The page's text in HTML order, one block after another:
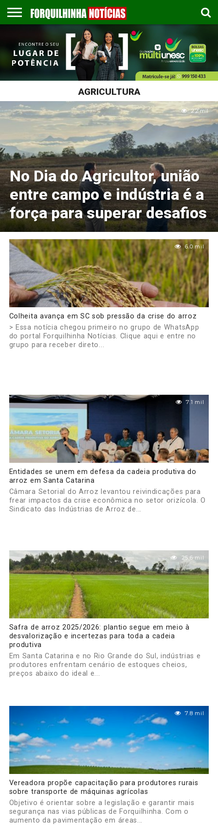
EMPREGOS
ESPORTES
PUBLICAÇÃO
LEGAL
GASTRONOMIA
CONTATO
AGRICULTURA
No Dia do Agricultor, união
entre campo e indústria é a
força para superar desafios
2.2 mil
6.0 mil
Colheita avança em SC sob pressão da crise do arroz
> Essa notícia chegou primeiro no grupo de WhatsApp
do portal Forquilhinha Notícias. Clique aqui e entre no
grupo para receber direto...
7.1 mil
Entidades se unem em defesa da cadeia produtiva do
arroz em Santa Catarina
Câmara Setorial do Arroz levantou reivindicações para
frear impactos da crise econômica no setor orizícola. O
Sindicato das Indústrias de Arroz de...
25.6 mil
Safra de arroz 2025/2026: plantio segue em meio à
desvalorização e incertezas para toda a cadeia
produtiva
Em Santa Catarina e no Rio Grande do Sul, indústrias e
produtores enfrentam cenário de estoques cheios,
preços abaixo do ideal e...
7.8 mil
Vereadora propõe capacitação para produtores rurais
sobre transporte de máquinas agrícolas
Objetivo é orientar sobre a legislação e garantir mais
segurança nas vias públicas de Forquilhinha. Com o
aumento da pavimentação em áreas...